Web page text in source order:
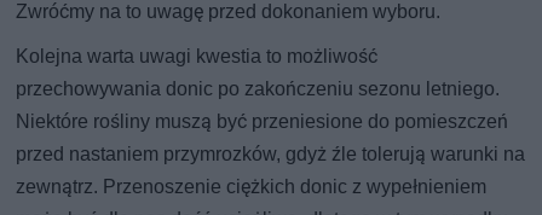
Zwróćmy na to uwagę przed dokonaniem wyboru.
Kolejna warta uwagi kwestia to możliwość
przechowywania donic po zakończeniu sezonu letniego.
Niektóre rośliny muszą być przeniesione do pomieszczeń
przed nastaniem przymrozków, gdyż źle tolerują warunki na
zewnątrz. Przenoszenie ciężkich donic z wypełnieniem